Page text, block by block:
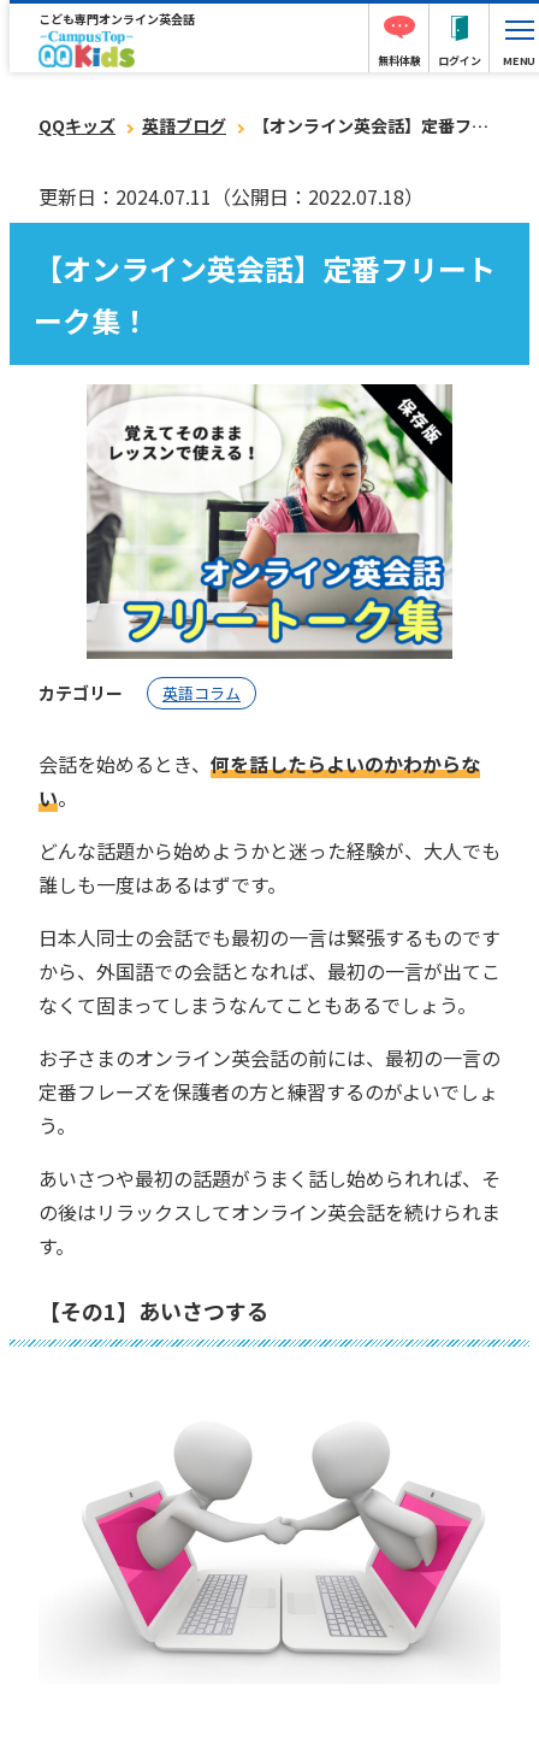
こども専門オンライン英会話
無料体験 ログイン MENU
QQキッズ 英語ブログ 【オンライン英会話】定番フリートーク集！
更新日：2024.07.11 （公開日：2022.07.18）
【オンライン英会話】定番フリート
ーク集！
カテゴリー 英語コラム
会話を始めるとき、 何を話したらよいのかわからな
い。
どんな話題から始めようかと迷った経験が、大人でも
誰しも一度はあるはずです。
日本人同士の会話でも最初の一言は緊張するものです
から、外国語での会話となれば、最初の一言が出てこ
なくて固まってしまうなんてこともあるでしょう。
お子さまのオンライン英会話の前には、最初の一言の
定番フレーズを保護者の方と練習するのがよいでしょ
う。
あいさつや最初の話題がうまく話し始められれば、そ
の後はリラックスしてオンライン英会話を続けられま
す。
【その1】あいさつする